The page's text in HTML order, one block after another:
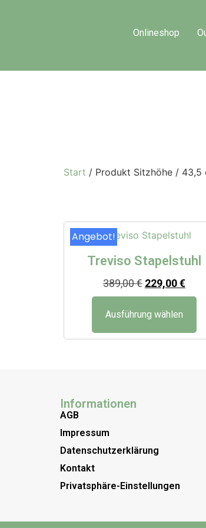
Onlineshop
Start / Produkt Sitzhöhe / 43,5
Angebot!
Treviso Stapelstuhl
389,00€ 229,00€
Ausführung wählen
Informationen
AGB
Impressum
Datenschutzerklärung
Kontakt
Privatsphäre-Einstellungen